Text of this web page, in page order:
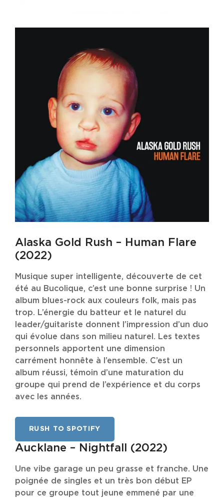
Alaska Gold Rush – Human Flare
(2022)
Musique super intelligente, découverte de cet
été au Bucolique, c’est une bonne surprise ! Un
album blues-rock aux couleurs folk, mais pas
trop. L’énergie du batteur et le naturel du
leader/guitariste donnent l’impression d’un duo
qui évolue dans son milieu naturel. Les textes
personnels apportent une dimension
carrément honnête à l’ensemble. C’est un
album réussi, témoin d’une maturation du
groupe qui prend de l’expérience et du corps
avec les années.
RUSH TO SPOTIFY
Aucklane – Nightfall (2022)
Une vibe garage un peu grasse et franche. Une
poignée de singles et un très bon début EP
pour ce groupe tout jeune emmené par une